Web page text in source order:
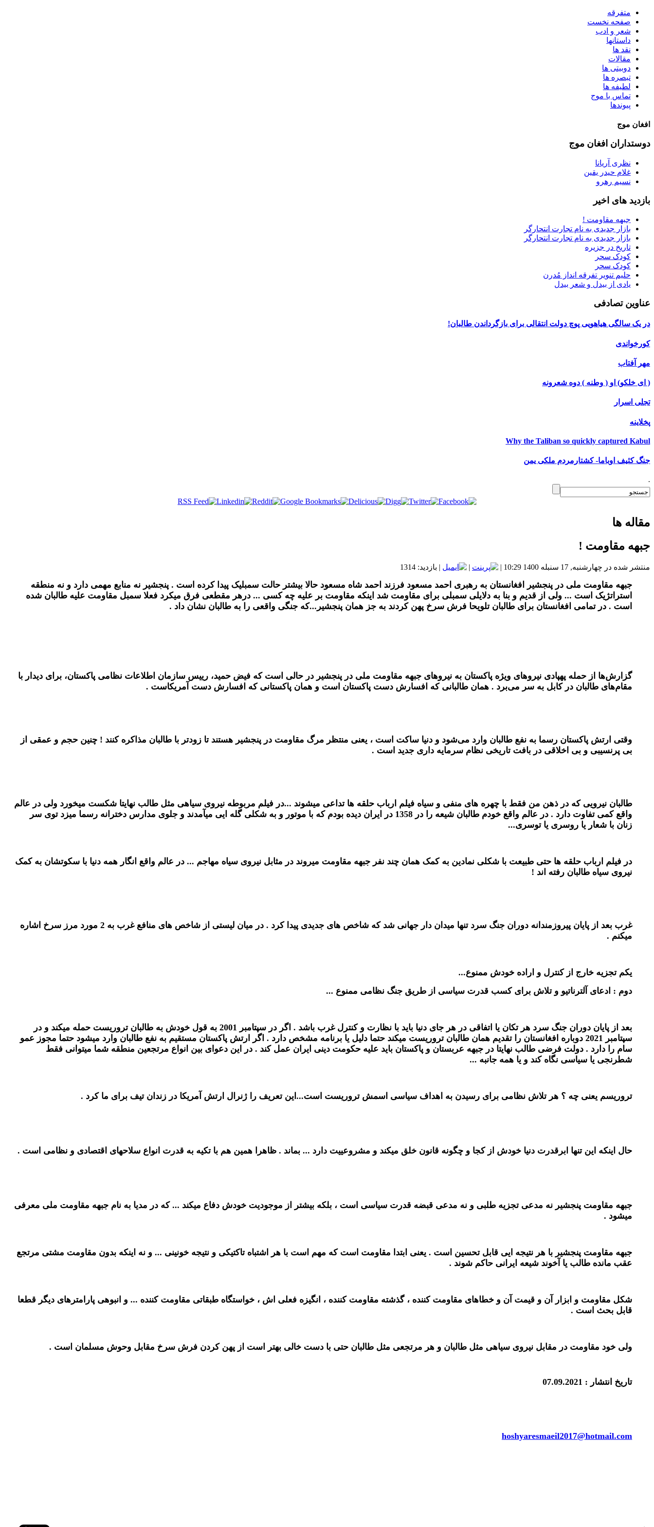
متفرقه
صفحه نخست
شعر و ادب
داستانها
نقد ها
مقالات
دوبیتی ها
تبصره ها
لطیفه ها
تماس با موج
پیوندها
افغان موج
دوستداران افغان موج
نظری آریانا
غلام حیدر یقین
نسیم رهرو
بازدید های اخیر
جبهه مقاومت !
بازار جدیدی به نام تجارت انتحارگر
بازار جدیدی به نام تجارت انتحارگر
تاریخ در جزیره
کودک سحر
کودک سحر
حلیم تنویر تفرقه انداز مُدرن
یادی از بیدل و شعر بیدل
عناوین تصادفی
در یک سالگی هیاهویی پوچ دولت انتقالی برای بازگرداندن طالبان!
کورخواندی
مهر آفتاب
( ای خلکو) او ( وطنه ) دوه شعرونه
تجلی اسرار
پخلاینه
Why the Taliban so quickly captured Kabul
جنگ کثیف اوباما- کشتارمردم ملکی یمن
.
مقاله ها
جبهه مقاومت !
منتشر شده در چهارشنبه, 17 سنبله 1400 10:29 |
| | بازدید: 1314
جبهه مقاومت ملی در پنجشیر افغانستان به رهبری احمد مسعود فرزند احمد شاه مسعود حالا بیشتر حالت سمبلیک پیدا کرده است . پنجشیر نه منابع مهمی دارد و نه منطقه
استراتژیک است ... ولی از قدیم و بنا به دلایلی سمبلی برای مقاومت شد اینکه مقاومت بر علیه چه کسی ... درهر مقطعی فرق میکرد فعلا سمبل مقاومت علیه طالبان شده
است . در تمامی افغانستان برای طالبان تلویحا فرش سرخ پهن کردند به جز همان پنجشیر...که جنگی واقعی را به طالبان نشان داد .
گزارش‌ها از حمله پهپادی نیروهای ویژه پاکستان به نیروهای جبهه مقاومت ملی در پنجشیر در حالی است که فیض حمید، رییس سازمان اطلاعات نظامی پاکستان، برای دیدار با
مقام‌های طالبان در کابل به سر می‌برد . همان طالبانی که افسارش دست پاکستان است و همان پاکستانی که افسارش دست آمریکاست .
وقتی ارتش پاکستان رسما به نفع طالبان وارد می‌شود و دنیا ساکت است ، یعنی منتظر مرگ مقاومت در پنجشیر هستند تا زودتر با طالبان مذاکره کنند ! چنین حجم و عمقی از
بی پرنسیبی و بی اخلاقی در بافت تاریخی نظام سرمایه داری جدید است .
طالبان نیرویی که در ذهن من فقط با چهره های منفی و سیاه فیلم ارباب حلقه ها تداعی میشوند ...در فیلم مربوطه نیروی سیاهی مثل طالب نهایتا شکست میخورد ولی در عالم
واقع کمی تفاوت دارد . در عالم واقع خودم طالبان شیعه را در 1358 در ایران دیده بودم که با موتور و به شکلی گله ایی میآمدند و جلوی مدارس دخترانه رسما میزد توی سر
زنان با شعار یا روسری یا توسری...
در فیلم ارباب حلقه ها حتی طبیعت با شکلی نمادین به کمک همان چند نفر جبهه مقاومت میروند در مثابل نیروی سیاه مهاجم ... در عالم واقع انگار همه دنیا با سکوتشان به کمک
نیروی سیاه طالبان رفته اند !
غرب بعد از پایان پیروزمندانه دوران جنگ سرد تنها میدان دار جهانی شد که شاخص های جدیدی پیدا کرد . در میان لیستی از شاخص های منافع غرب به 2 مورد مرز سرخ اشاره
میکنم .
یکم تجزیه خارج از کنترل و اراده خودش ممنوع...
دوم : ادعای آلترناتیو و تلاش برای کسب قدرت سیاسی از طریق جنگ نظامی ممنوع ...
بعد از پایان دوران جنگ سرد هر تکان یا اتفاقی در هر جای دنیا باید با نظارت و کنترل غرب باشد . اگر در سپتامبر 2001 به قول خودش به طالبان تروریست حمله میکند و در
سپتامبر 2021 دوباره افغانستان را تقدیم همان طالبان تروریست میکند حتما دلیل یا برنامه مشخص دارد . اگر ارتش پاکستان مستقیم به نفع طالبان وارد میشود حتما مجوز عمو
سام را دارد . دولت فرضی طالب نهایتا در جبهه عربستان و پاکستان باید علیه حکومت دینی ایران عمل کند . در این دعوای بین انواع مرتجعین منطقه شما میتوانی فقط
شطرنجی یا سیاسی نگاه کند و یا همه جانبه ...
تروریسم یعنی چه ؟ هر تلاش نظامی برای رسیدن به اهداف سیاسی اسمش تروریست است...این تعریف را ژنرال ارتش آمریکا در زندان تیف برای ما کرد .
حال اینکه این تنها ابرقدرت دنیا خودش از کجا و چگونه قانون خلق میکند و مشروعییت دارد ... بماند . ظاهرا همین هم با تکیه به قدرت انواع سلاحهای اقتصادی و نظامی است .
جبهه مقاومت پنجشیر نه مدعی تجزیه طلبی و نه مدعی قبضه قدرت سیاسی است ، بلکه بیشتر از موجودیت خودش دفاع میکند ... که در مدیا به نام جبهه مقاومت ملی معرفی
میشود .
جبهه مقاومت پنجشیر با هر نتیجه ایی قابل تحسین است . یعنی ابتدا مقاومت است که مهم است با هر اشتباه تاکتیکی و نتیجه خونینی ... و نه اینکه بدون مقاومت مشتی مرتجع
عقب مانده طالب یا آخوند شیعه ایرانی حاکم شوند .
شکل مقاومت و ابزار آن و قیمت آن و خطاهای مقاومت کننده ، گذشته مقاومت کننده ، انگیزه فعلی اش ، خواستگاه طبقاتی مقاومت کننده ... و انبوهی پارامترهای دیگر قطعا
قابل بحث است .
ولی خود مقاومت در مقابل نیروی سیاهی مثل طالبان و هر مرتجعی مثل طالبان حتی با دست خالی بهتر است از پهن کردن فرش سرخ مقابل وحوش مسلمان است .
تاریخ انتشار : 07.09.2021
hoshyaresmaeil2017@hotmail.com